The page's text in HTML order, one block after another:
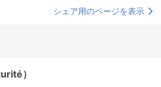
シェア用のページを表示
）